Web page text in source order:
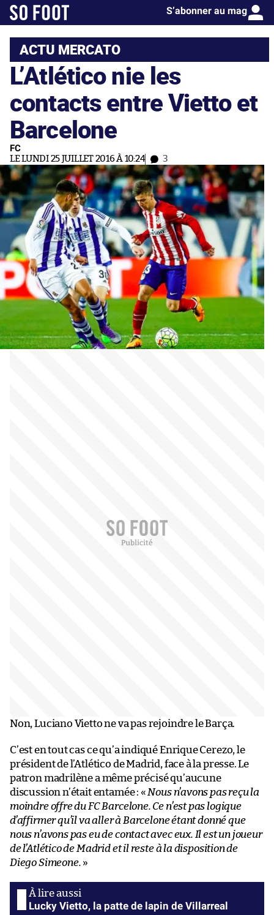
S’abonner au mag
ACTU MERCATO
L’Atlético nie les
contacts entre Vietto et
Barcelone
FC
LE LUNDI 25 JUILLET 2016 À 10:24 3
Non, Luciano Vietto ne va pas rejoindre le Barça.
C’est en tout cas ce qu’a indiqué Enrique Cerezo, le
président de l’Atlético de Madrid, face à la presse. Le
patron madrilène a même précisé qu’aucune
discussion n’était entamée : « Nous n’avons pas reçu la
moindre offre du FC Barcelone. Ce n’est pas logique
d’affirmer qu’il va aller à Barcelone étant donné que
nous n’avons pas eu de contact avec eux. Il est un joueur
de l’Atlético de Madrid et il reste à la disposition de
Diego Simeone. »
Lucky Vietto, la patte de lapin de Villarreal